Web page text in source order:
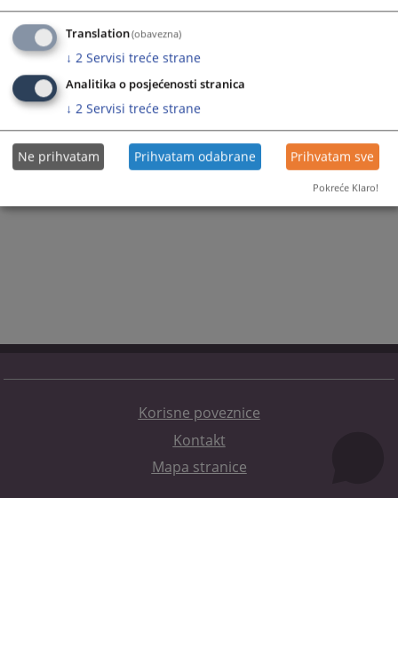
Korisne poveznice
Kontakt
Mapa stranice
Translation(obavezna)
↓ 2 Servisi treće strane
Analitika o posjećenosti stranica
↓ 2 Servisi treće strane
Ne prihvatam Prihvatam odabrane Prihvatam sve
Pokreće Klaro!